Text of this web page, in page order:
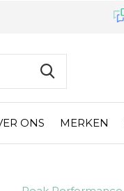
ONS MERKEN